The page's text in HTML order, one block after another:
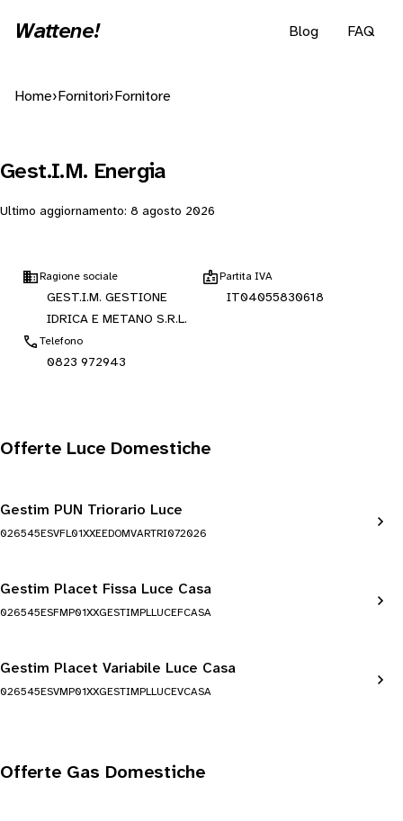
Wattene! Blog FAQ
Home› Fornitori› Fornitore
Gest.I.M. Energia
Ultimo aggiornamento: 8 agosto 2026
Ragione sociale
GEST.I.M. GESTIONE
IDRICA E METANO S.R.L.
Partita IVA
IT04055830618
Telefono
0823 972943
Offerte Luce Domestiche
Gestim PUN Triorario Luce
026545ESVFL01XXEEDOMVARTRI072026
Gestim Placet Fissa Luce Casa
026545ESFMP01XXGESTIMPLLUCEFCASA
Gestim Placet Variabile Luce Casa
026545ESVMP01XXGESTIMPLLUCEVCASA
Offerte Gas Domestiche